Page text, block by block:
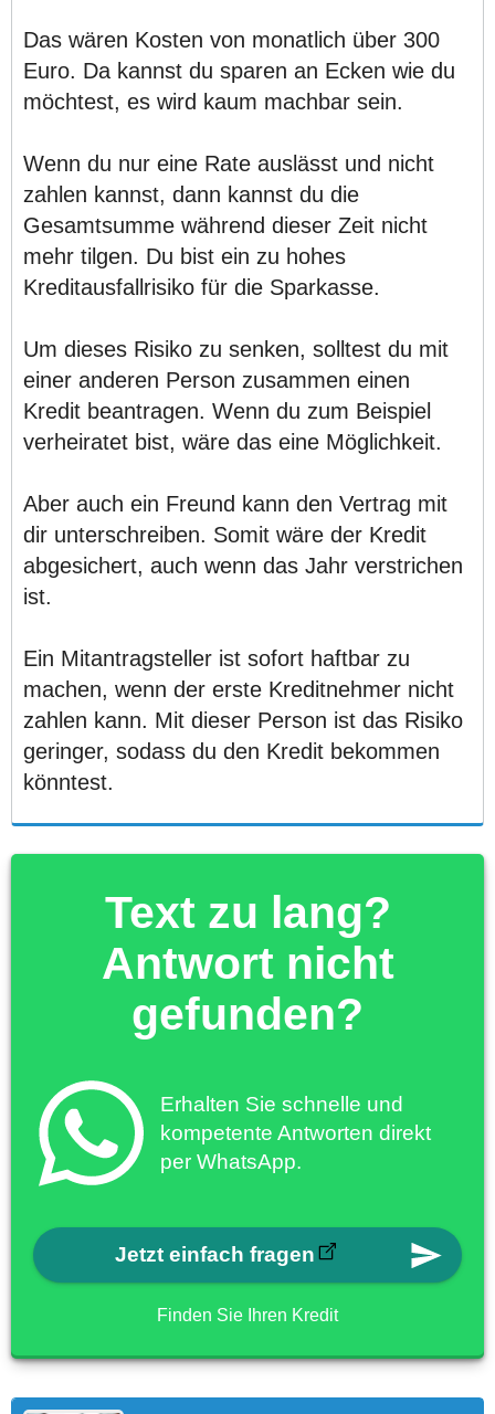
Das wären Kosten von monatlich über 300
Euro. Da kannst du sparen an Ecken wie du
möchtest, es wird kaum machbar sein.
Wenn du nur eine Rate auslässt und nicht
zahlen kannst, dann kannst du die
Gesamtsumme während dieser Zeit nicht
mehr tilgen. Du bist ein zu hohes
Kreditausfallrisiko für die Sparkasse.
Um dieses Risiko zu senken, solltest du mit
einer anderen Person zusammen einen
Kredit beantragen. Wenn du zum Beispiel
verheiratet bist, wäre das eine Möglichkeit.
Aber auch ein Freund kann den Vertrag mit
dir unterschreiben. Somit wäre der Kredit
abgesichert, auch wenn das Jahr verstrichen
ist.
Ein Mitantragsteller ist sofort haftbar zu
machen, wenn der erste Kreditnehmer nicht
zahlen kann. Mit dieser Person ist das Risiko
geringer, sodass du den Kredit bekommen
könntest.
Text zu lang?
Antwort nicht
gefunden?
Erhalten Sie schnelle und
kompetente Antworten direkt
per WhatsApp.
Jetzt einfach fragen
Finden Sie Ihren Kredit